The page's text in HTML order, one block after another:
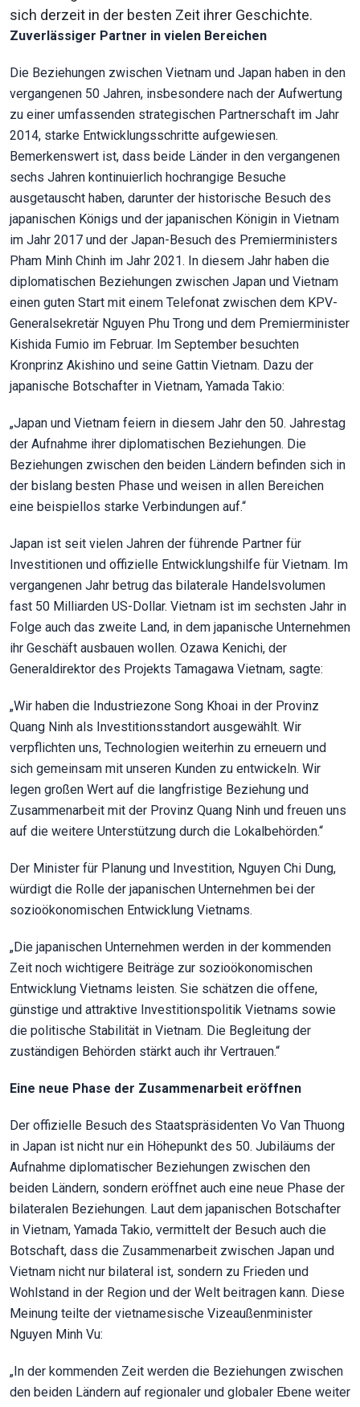
sich derzeit in der besten Zeit ihrer Geschichte.
Zuverlässiger Partner in vielen Bereichen
Die Beziehungen zwischen Vietnam und Japan haben in den
vergangenen 50 Jahren, insbesondere nach der Aufwertung
zu einer umfassenden strategischen Partnerschaft im Jahr
2014, starke Entwicklungsschritte aufgewiesen.
Bemerkenswert ist, dass beide Länder in den vergangenen
sechs Jahren kontinuierlich hochrangige Besuche
ausgetauscht haben, darunter der historische Besuch des
japanischen Königs und der japanischen Königin in Vietnam
im Jahr 2017 und der Japan-Besuch des Premierministers
Pham Minh Chinh im Jahr 2021. In diesem Jahr haben die
diplomatischen Beziehungen zwischen Japan und Vietnam
einen guten Start mit einem Telefonat zwischen dem KPV-
Generalsekretär Nguyen Phu Trong und dem Premierminister
Kishida Fumio im Februar. Im September besuchten
Kronprinz Akishino und seine Gattin Vietnam. Dazu der
japanische Botschafter in Vietnam, Yamada Takio:
„Japan und Vietnam feiern in diesem Jahr den 50. Jahrestag
der Aufnahme ihrer diplomatischen Beziehungen. Die
Beziehungen zwischen den beiden Ländern befinden sich in
der bislang besten Phase und weisen in allen Bereichen
eine beispiellos starke Verbindungen auf.“
Japan ist seit vielen Jahren der führende Partner für
Investitionen und offizielle Entwicklungshilfe für Vietnam. Im
vergangenen Jahr betrug das bilaterale Handelsvolumen
fast 50 Milliarden US-Dollar. Vietnam ist im sechsten Jahr in
Folge auch das zweite Land, in dem japanische Unternehmen
ihr Geschäft ausbauen wollen. Ozawa Kenichi, der
Generaldirektor des Projekts Tamagawa Vietnam, sagte:
„Wir haben die Industriezone Song Khoai in der Provinz
Quang Ninh als Investitionsstandort ausgewählt. Wir
verpflichten uns, Technologien weiterhin zu erneuern und
sich gemeinsam mit unseren Kunden zu entwickeln. Wir
legen großen Wert auf die langfristige Beziehung und
Zusammenarbeit mit der Provinz Quang Ninh und freuen uns
auf die weitere Unterstützung durch die Lokalbehörden.“
Der Minister für Planung und Investition, Nguyen Chi Dung,
würdigt die Rolle der japanischen Unternehmen bei der
sozioökonomischen Entwicklung Vietnams.
„Die japanischen Unternehmen werden in der kommenden
Zeit noch wichtigere Beiträge zur sozioökonomischen
Entwicklung Vietnams leisten. Sie schätzen die offene,
günstige und attraktive Investitionspolitik Vietnams sowie
die politische Stabilität in Vietnam. Die Begleitung der
zuständigen Behörden stärkt auch ihr Vertrauen.“
Eine neue Phase der Zusammenarbeit eröffnen
Der offizielle Besuch des Staatspräsidenten Vo Van Thuong
in Japan ist nicht nur ein Höhepunkt des 50. Jubiläums der
Aufnahme diplomatischer Beziehungen zwischen den
beiden Ländern, sondern eröffnet auch eine neue Phase der
bilateralen Beziehungen. Laut dem japanischen Botschafter
in Vietnam, Yamada Takio, vermittelt der Besuch auch die
Botschaft, dass die Zusammenarbeit zwischen Japan und
Vietnam nicht nur bilateral ist, sondern zu Frieden und
Wohlstand in der Region und der Welt beitragen kann. Diese
Meinung teilte der vietnamesische Vizeaußenminister
Nguyen Minh Vu:
„In der kommenden Zeit werden die Beziehungen zwischen
den beiden Ländern auf regionaler und globaler Ebene weiter